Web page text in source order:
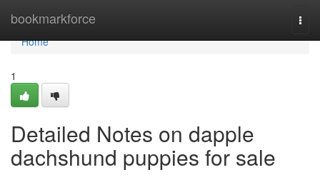
bookmarkforce
Home
Home
1
Detailed Notes on dapple
dachshund puppies for sale